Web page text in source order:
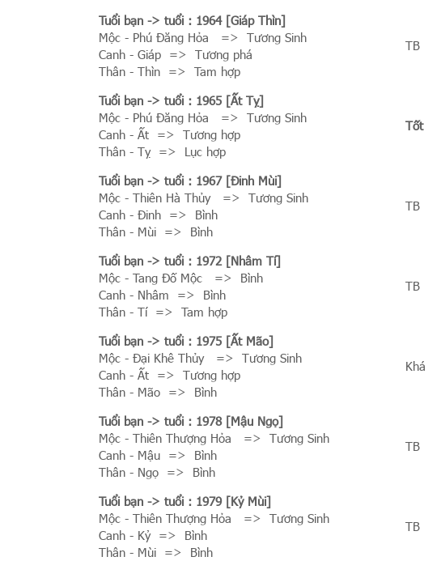
Tuổi bạn -> tuổi : 1964 [Giáp Thìn]
Mộc - Phú Đăng Hỏa => Tương Sinh
Canh - Giáp => Tương phá
Thân - Thìn => Tam hợp
TB
Tuổi bạn -> tuổi : 1965 [Ất Tỵ]
Mộc - Phú Đăng Hỏa => Tương Sinh
Canh - Ất => Tương hợp
Thân - Tỵ => Lục hợp
Tốt
Tuổi bạn -> tuổi : 1967 [Đinh Mùi]
Mộc - Thiên Hà Thủy => Tương Sinh
Canh - Đinh => Bình
Thân - Mùi => Bình
TB
Tuổi bạn -> tuổi : 1972 [Nhâm Tí]
Mộc - Tang Đố Mộc => Bình
Canh - Nhâm => Bình
Thân - Tí => Tam hợp
TB
Tuổi bạn -> tuổi : 1975 [Ất Mão]
Mộc - Đại Khê Thủy => Tương Sinh
Canh - Ất => Tương hợp
Thân - Mão => Bình
Khá
Tuổi bạn -> tuổi : 1978 [Mậu Ngọ]
Mộc - Thiên Thượng Hỏa => Tương Sinh
Canh - Mậu => Bình
Thân - Ngọ => Bình
TB
Tuổi bạn -> tuổi : 1979 [Kỷ Mùi]
Mộc - Thiên Thượng Hỏa => Tương Sinh
Canh - Kỷ => Bình
Thân - Mùi => Bình
TB